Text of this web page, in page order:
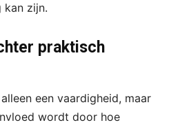
zijn.
praktisch
een vaardigheid, maar
wordt door hoe